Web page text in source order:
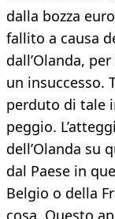
dalla bozza
fallito a causa
dall’Olanda,
un insuccesso.
perduto di tale
peggio.
dell’Olanda su
dal Paese in
Belgio o della
cosa. Questo